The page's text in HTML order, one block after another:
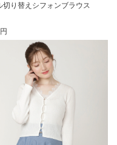
切り替えシフォンブラウス